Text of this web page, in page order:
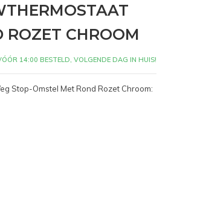
ROZET CHROOM
14:00 BESTELD, VOLGENDE DAG IN HUIS!
Stop-Omstel Met Rond Rozet Chroom: